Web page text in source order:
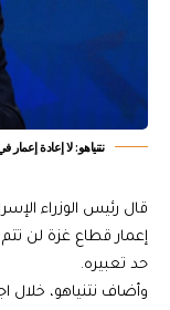
نتنياهو: لا إعادة
قال رئيس الوزراء
إعمار قطاع غزة لن
حد تعبيره.
وأضاف نتنياهو، خلال